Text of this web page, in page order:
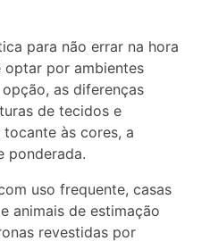
para não errar na hora
por ambientes
as diferenças
de tecidos e
às cores, a
ponderada.
uso frequente, casas
animais de estimação
revestidas por